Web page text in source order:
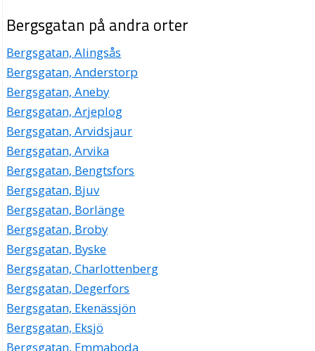
Bergsgatan på andra orter
Bergsgatan, Alingsås
Bergsgatan, Anderstorp
Bergsgatan, Aneby
Bergsgatan, Arjeplog
Bergsgatan, Arvidsjaur
Bergsgatan, Arvika
Bergsgatan, Bengtsfors
Bergsgatan, Bjuv
Bergsgatan, Borlänge
Bergsgatan, Broby
Bergsgatan, Byske
Bergsgatan, Charlottenberg
Bergsgatan, Degerfors
Bergsgatan, Ekenässjön
Bergsgatan, Eksjö
Bergsgatan, Emmaboda